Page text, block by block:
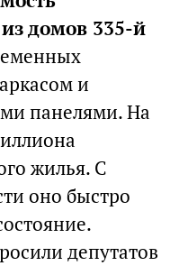
домов 335-й
и
панелями. На
жилья. С
оно быстро
депутатов